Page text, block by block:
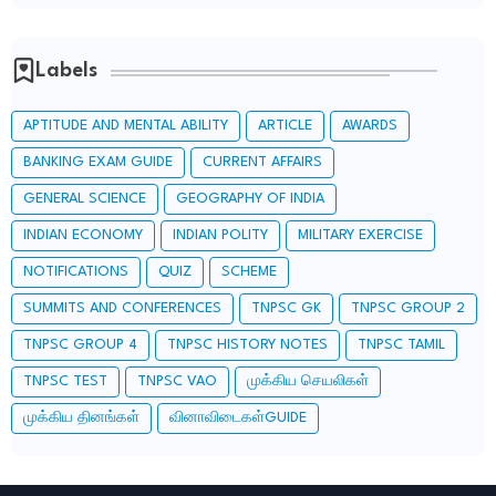
Labels
APTITUDE AND MENTAL ABILITY ARTICLE AWARDS
BANKING EXAM GUIDE CURRENT AFFAIRS
GENERAL SCIENCE GEOGRAPHY OF INDIA
INDIAN ECONOMY INDIAN POLITY MILITARY EXERCISE
NOTIFICATIONS QUIZ SCHEME
SUMMITS AND CONFERENCES TNPSC GK TNPSC GROUP 2
TNPSC GROUP 4 TNPSC HISTORY NOTES TNPSC TAMIL
TNPSC TEST TNPSC VAO முக்கிய செயலிகள்
முக்கிய தினங்கள் வினாவிடைகள்GUIDE